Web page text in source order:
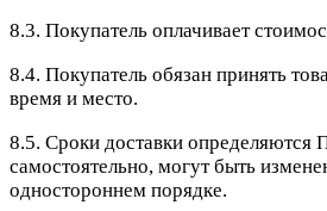
8.3. Покупатель оплачивает
8.4. Покупатель обязан принять
время и место.
8.5. Сроки доставки определяются
самостоятельно, могут быть
одностороннем порядке.